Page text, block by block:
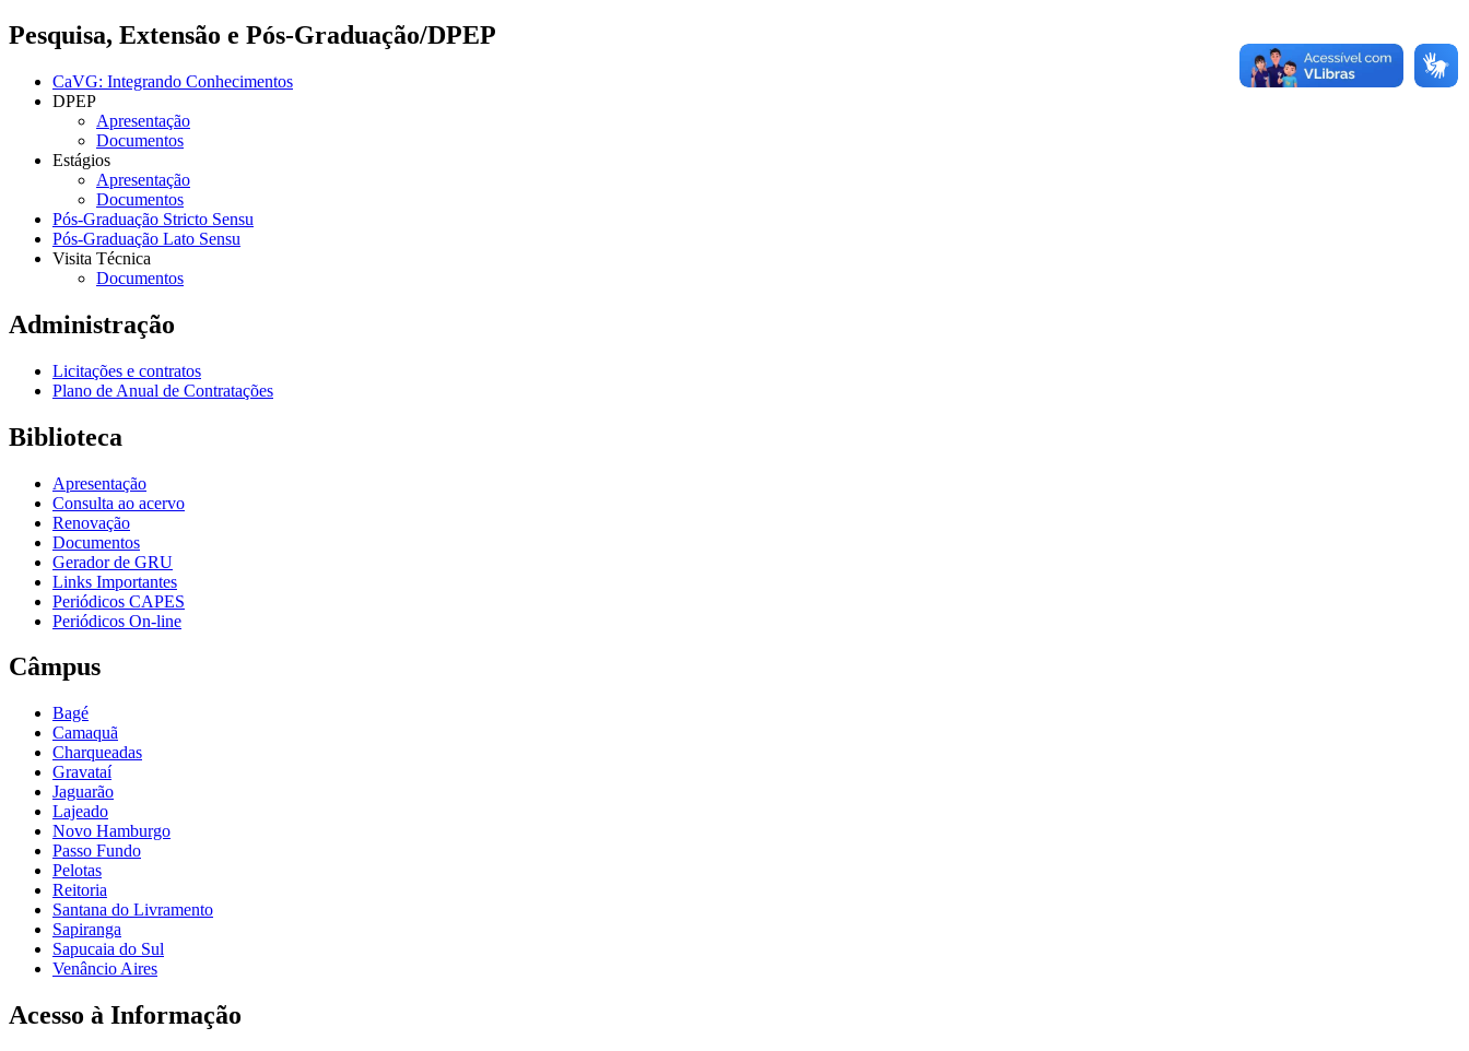
Pesquisa, Extensão e Pós-Graduação/DPEP
CaVG: Integrando Conhecimentos
DPEP
Apresentação
Documentos
Estágios
Apresentação
Documentos
Pós-Graduação Stricto Sensu
Pós-Graduação Lato Sensu
Visita Técnica
Documentos
Administração
Licitações e contratos
Plano de Anual de Contratações
Biblioteca
Apresentação
Consulta ao acervo
Renovação
Documentos
Gerador de GRU
Links Importantes
Periódicos CAPES
Periódicos On-line
Câmpus
Bagé
Camaquã
Charqueadas
Gravataí
Jaguarão
Lajeado
Novo Hamburgo
Passo Fundo
Pelotas
Reitoria
Santana do Livramento
Sapiranga
Sapucaia do Sul
Venâncio Aires
Acesso à Informação